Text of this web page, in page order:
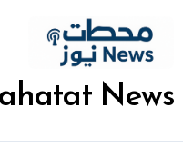
المحتوى
News